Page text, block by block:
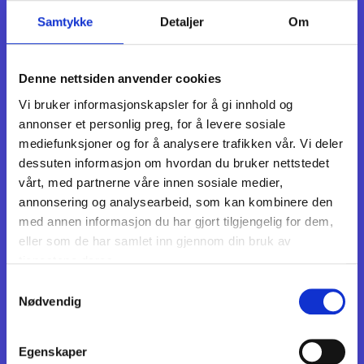
Samtykke Detaljer Om
Denne nettsiden anvender cookies
Vi bruker informasjonskapsler for å gi innhold og
annonser et personlig preg, for å levere sosiale
mediefunksjoner og for å analysere trafikken vår. Vi deler
dessuten informasjon om hvordan du bruker nettstedet
vårt, med partnerne våre innen sosiale medier,
annonsering og analysearbeid, som kan kombinere den
med annen informasjon du har gjort tilgjengelig for dem,
eller som de har samlet inn gjennom din bruk av
Nødvendig
Egenskaper
Esri
Transforming GIS for Everyone
Artificial Intelligence is reshaping the geospatial landscape,
making GIS more accessible to non-experts and
dramatically enhancing productivity across workflows. In
this keynote, Rami Alouta will share Esri's vision for
Geospatial AI, showcasing how recent advancements in
ArcGIS empower users to harness AI for frequent and
precise data processing, intelligent field operations, and
automated spatial analysis. This session is designed for a
enhanced with AI.
Rom: Nord-Norge/Sør-Norge